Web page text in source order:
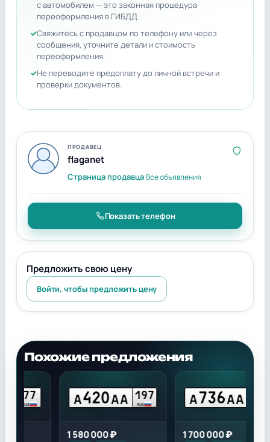
с автомобилем — это законная процедура
переоформления в ГИБДД.
Свяжитесь с продавцом по телефону или через
сообщения, уточните детали и стоимость
переоформления.
Не переводите предоплату до личной встречи и
проверки документов.
ПРОДАВЕЦ
flaganet
Страница продавцаВсе объявления
Показать телефон
Предложить свою цену
Войти, чтобы предложить цену
Похожие предложения
420АА 197
RUS
1 580 000 ₽
736АА 97
RUS
1 700 000 ₽